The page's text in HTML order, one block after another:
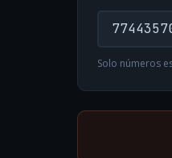
Solo números